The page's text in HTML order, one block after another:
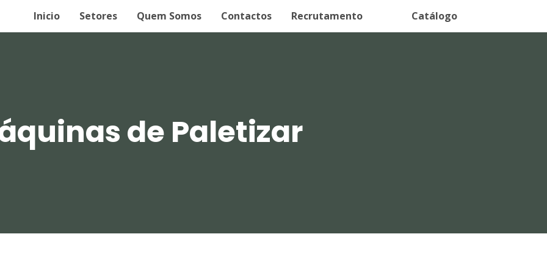
Inicio Setores Quem Somos Contactos Recrutamento Catálogo
de Paletizar